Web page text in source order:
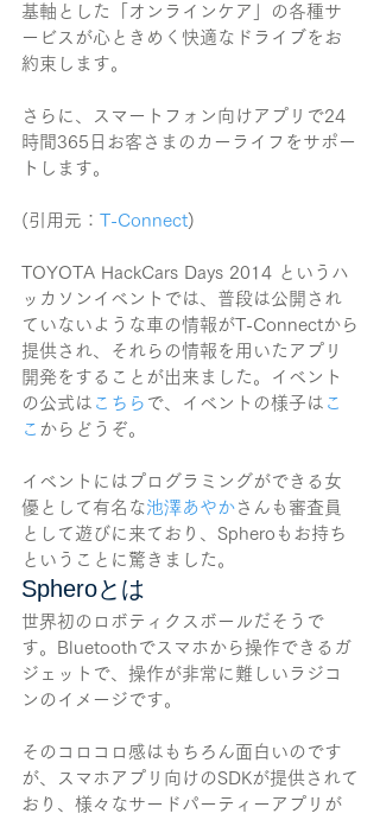
基軸とした「オンラインケア」の各種サ
ービスが心ときめく快適なドライブをお
約束します。
さらに、スマートフォン向けアプリで24
時間365日お客さまのカーライフをサポー
トします。
(引用元： T-Connect)
TOYOTA HackCars Days 2014 というハ
ッカソンイベントでは、普段は公開され
ていないような車の情報がT-Connectから
提供され、それらの情報を用いたアプリ
開発をすることが出来ました。イベント
の公式は こちら で、イベントの様子は こ
こ からどうぞ。
イベントにはプログラミングができる女
優として有名な 池澤あやか さんも審査員
として遊びに来ており、Spheroもお持ち
ということに驚きました。
Spheroとは
世界初のロボティクスボールだそうで
す。Bluetoothでスマホから操作できるガ
ジェットで、操作が非常に難しいラジコ
ンのイメージです。
そのコロコロ感はもちろん面白いのです
が、スマホアプリ向けのSDKが提供されて
おり、様々なサードパーティーアプリが